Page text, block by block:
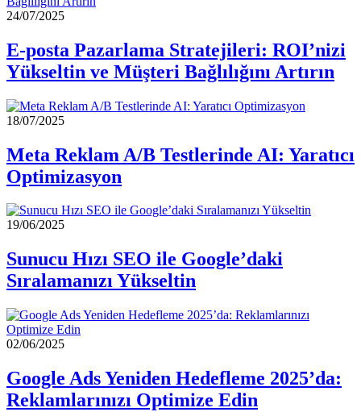
24/07/2025
E-posta Pazarlama Stratejileri: ROI’nizi
Yükseltin ve Müşteri Bağlılığını Artırın
18/07/2025
Meta Reklam A/B Testlerinde AI: Yaratıcı
Optimizasyon
19/06/2025
Sunucu Hızı SEO ile Google’daki
Sıralamanızı Yükseltin
02/06/2025
Google Ads Yeniden Hedefleme 2025’da:
Reklamlarınızı Optimize Edin